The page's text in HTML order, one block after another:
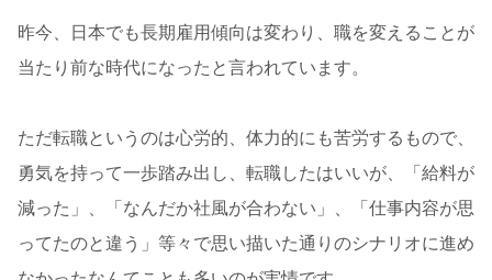
昨今、日本でも長期雇用傾向は変わり、職を変えることが
当たり前な時代になったと言われています。
ただ転職というのは心労的、体力的にも苦労するもので、
勇気を持って一歩踏み出し、転職したはいいが、「給料が
減った」、「なんだか社風が合わない」、「仕事内容が思
ってたのと違う」等々で思い描いた通りのシナリオに進め